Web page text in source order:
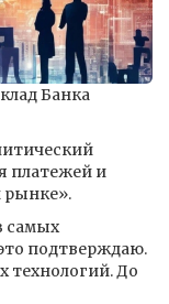
Банка
платежей и
рынке».
самых
подтверждаю.
технологий. До